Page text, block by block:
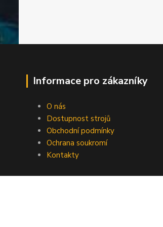
Informace pro zákazníky
O nás
Dostupnost strojů
Obchodní podmínky
Ochrana soukromí
Kontakty